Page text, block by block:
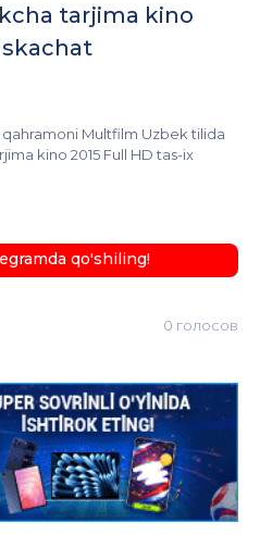
tarjima kino
skachat
Multfilm Uzbek tilida
kino 2015 Full HD tas-ix
qo'shiling!
0 голосов